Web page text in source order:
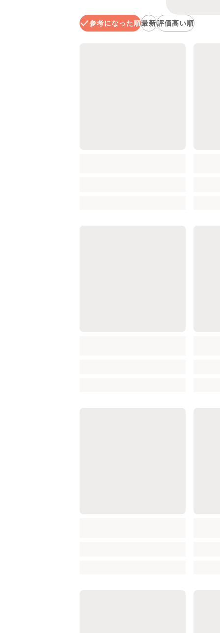
参考になった順最新評価高い順